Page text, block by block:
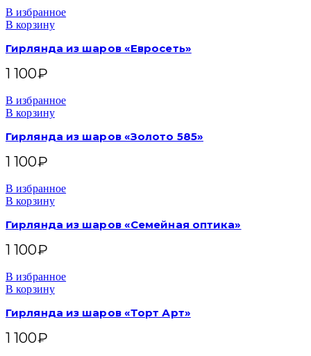
В избранное
В корзину
Гирлянда из шаров «Евросеть»
1 100₽
В избранное
В корзину
Гирлянда из шаров «Золото 585»
1 100₽
В избранное
В корзину
Гирлянда из шаров «Семейная оптика»
1 100₽
В избранное
В корзину
Гирлянда из шаров «Торт Арт»
1 100₽